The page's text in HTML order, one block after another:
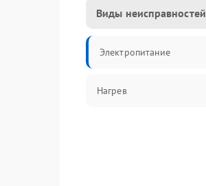
Виды неисправностей
Электропитание
Нагрев